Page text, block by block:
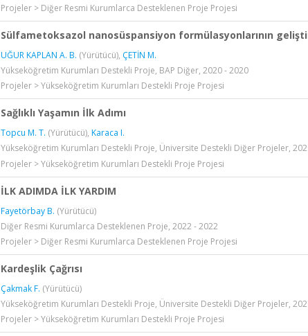
Projeler > Diğer Resmi Kurumlarca Desteklenen Proje Projesi
Sülfametoksazol nanosüspansiyon formülasyonlarının
UĞUR KAPLAN A. B. (Yürütücü), ÇETİN M.
Yükseköğretim Kurumları Destekli Proje, BAP Diğer, 2020 - 2020
Projeler > Yükseköğretim Kurumları Destekli Proje Projesi
Sağlıklı Yaşamın İlk Adımı
Topcu M. T. (Yürütücü), Karaca I.
Yükseköğretim Kurumları Destekli Proje, Üniversite Destekli Diğer Projeler,
Projeler > Yükseköğretim Kurumları Destekli Proje Projesi
İLK ADIMDA İLK YARDIM
Fayetörbay B. (Yürütücü)
Diğer Resmi Kurumlarca Desteklenen Proje, 2022 - 2022
Projeler > Diğer Resmi Kurumlarca Desteklenen Proje Projesi
Kardeşlik Çağrısı
Çakmak F. (Yürütücü)
Yükseköğretim Kurumları Destekli Proje, Üniversite Destekli Diğer Projeler,
Projeler > Yükseköğretim Kurumları Destekli Proje Projesi